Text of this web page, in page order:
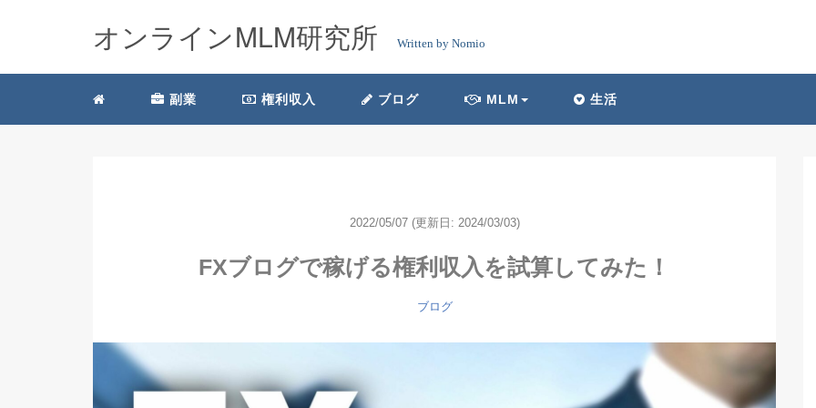
オンラインMLM研究所 Written by Nomio
副業 権利収入 ブログ MLM 生活
2022/05/07 (更新日: 2024/03/03)
FXブログで稼げる権利収入を試算してみた！
ブログ